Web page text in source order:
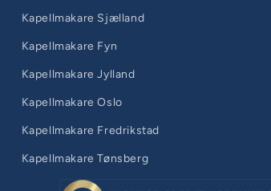
Kapellmakare Sjælland
Kapellmakare Fyn
Kapellmakare Jylland
Kapellmakare Oslo
Kapellmakare Fredrikstad
Kapellmakare Tønsberg